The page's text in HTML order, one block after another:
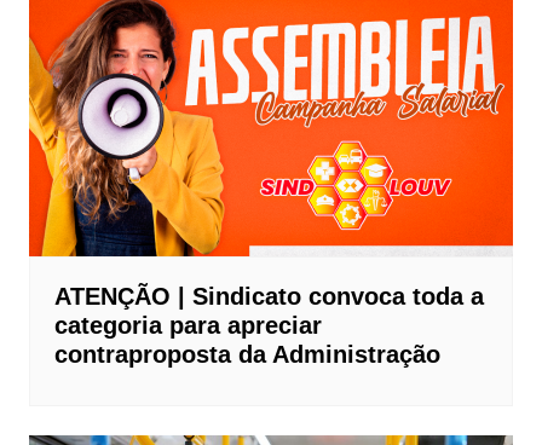
ATENÇÃO | Sindicato convoca toda a
categoria para apreciar
contraproposta da Administração